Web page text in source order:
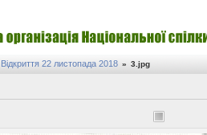
Відкриття 22 листопада 2018 » 3.jpg